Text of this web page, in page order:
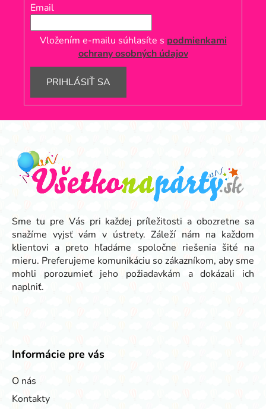
Email
Vložením e-mailu súhlasíte s podmienkami
ochrany osobných údajov
PRIHLÁSIŤ SA
Z
Sme tu pre Vás pri každej príležitosti a obozretne sa
snažíme vyjsť vám v ústrety. Záleží nám na každom
klientovi a preto hľadáme spoločne riešenia šité na
mieru. Preferujeme komunikáciu so zákazníkom, aby sme
mohli porozumieť jeho požiadavkám a dokázali ich
naplniť.
Informácie pre vás
O nás
Kontakty